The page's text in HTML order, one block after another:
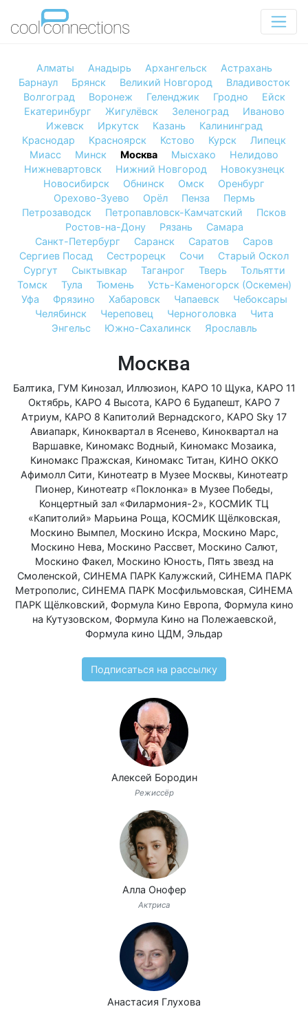
Алматы Анадырь Архангельск
Астрахань
Барнаул
Брянск Великий Новгород
Владивосток
Волгоград
Воронеж Геленджик Гродно
Ейск
Екатеринбург
Жигулёвск Зеленоград
Иваново
Ижевск
Иркутск Казань
Калининград
Краснодар
Красноярск Кстово Курск
Липецк
Миасс
Минск Москва Мысхако
Нелидово
Нижневартовск
Нижний Новгород
Новокузнецк
Новосибирск
Обнинск Омск
Оренбург
Орехово-Зуево
Орёл Пенза
Пермь
Петрозаводск
Петропавловск-Камчатский
Псков
Ростов-на-Дону
Рязань
Самара
Санкт-Петербург
Саранск Саратов
Саров
Сергиев Посад
Сестрорецк Сочи
Старый Оскол
Сургут
Сыктывкар Таганрог Тверь
Тольятти
Томск
Тула Тюмень
Усть-Каменогорск (Оскемен)
Уфа
Фрязино Хабаровск Чапаевск
Чебоксары
Челябинск
Череповец Черноголовка
Чита
Энгельс
Южно-Сахалинск Ярославль
Москва
Балтика, ГУМ Кинозал, Иллюзион, КАРО 10 Щука, КАРО 11
Октябрь, КАРО 4 Высота, КАРО 6 Будапешт, КАРО 7
Атриум, КАРО 8 Капитолий Вернадского, КАРО Sky 17
Авиапарк, Киноквартал в Ясенево, Киноквартал на
Варшавке, Киномакс Водный, Киномакс Мозаика,
Киномакс Пражская, Киномакс Титан, КИНО ОККО
Афимолл Сити, Кинотеатр в Музее Москвы, Кинотеатр
Пионер, Кинотеатр «Поклонка» в Музее Победы,
Концертный зал «Филармония-2», КОСМИК ТЦ
«Капитолий» Марьина Роща, КОСМИК Щёлковская,
Москино Вымпел, Москино Искра, Москино Марс,
Москино Нева, Москино Рассвет, Москино Салют,
Москино Факел, Москино Юность, Пять звезд на
Смоленской, СИНЕМА ПАРК Калужский, СИНЕМА ПАРК
Метрополис, СИНЕМА ПАРК Мосфильмовская, СИНЕМА
ПАРК Щёлковский, Формула Кино Европа, Формула кино
на Кутузовском, Формула Кино на Полежаевской,
Формула кино ЦДМ, Эльдар
Подписаться на рассылку
Алексей Бородин
Режиссёр
Алла Онофер
Актриса
Анастасия Глухова